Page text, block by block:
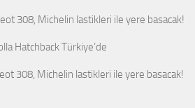
308, Michelin lastikleri ile yere basacak!
Hatchback Türkiye’de
308, Michelin lastikleri ile yere basacak!